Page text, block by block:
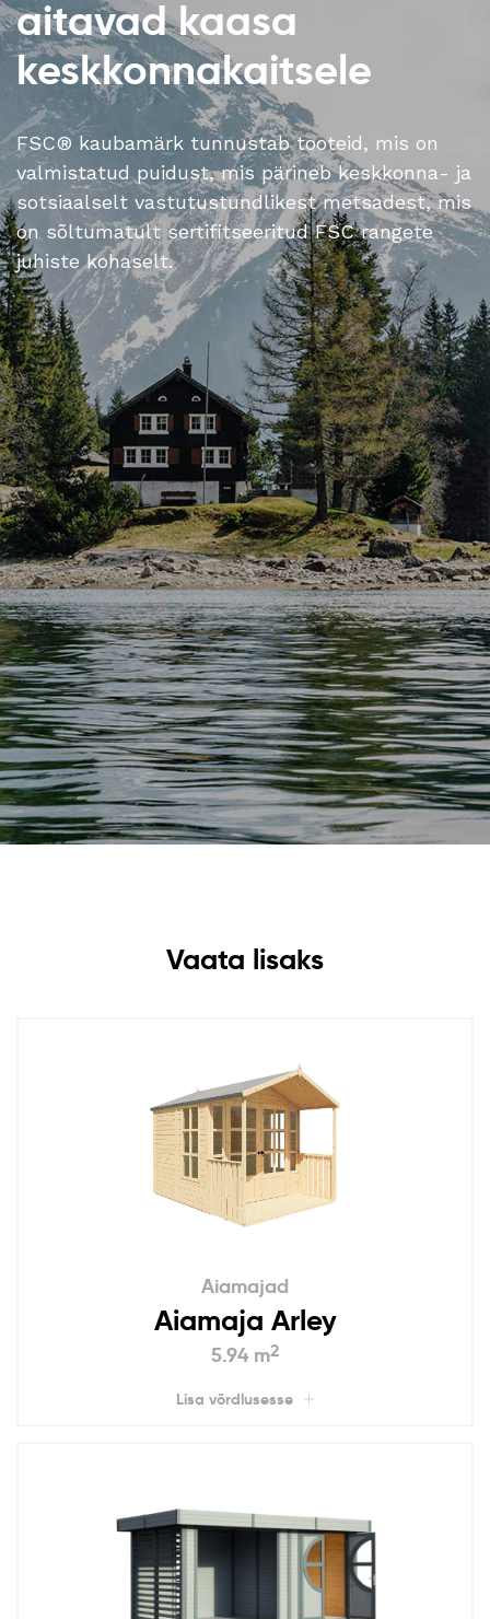
aitavad kaasa
keskkonnakaitsele
FSC® kaubamärk tunnustab tooteid, mis on
valmistatud puidust, mis pärineb keskkonna- ja
sotsiaalselt vastutustundlikest metsadest, mis
on sõltumatult sertifitseeritud FSC rangete
juhiste kohaselt.
Vaata lisaks
Aiamajad
Aiamaja Arley
5.94 m2
Lisa võrdlusesse